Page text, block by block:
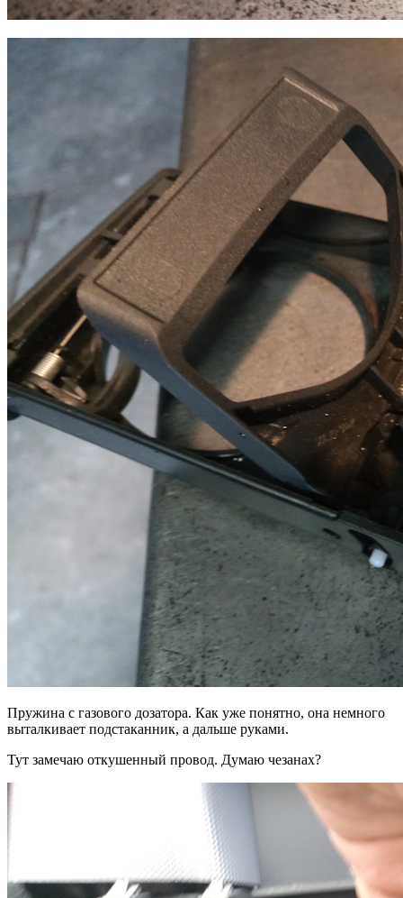
Пружина с газового дозатора. Как уже понятно, она немного
выталкивает подстаканник, а дальше руками.
Тут замечаю откушенный провод. Думаю чезанах?